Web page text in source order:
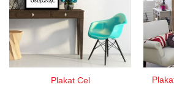
można
wybrać
na
stronie
produktu
Plakat Cel